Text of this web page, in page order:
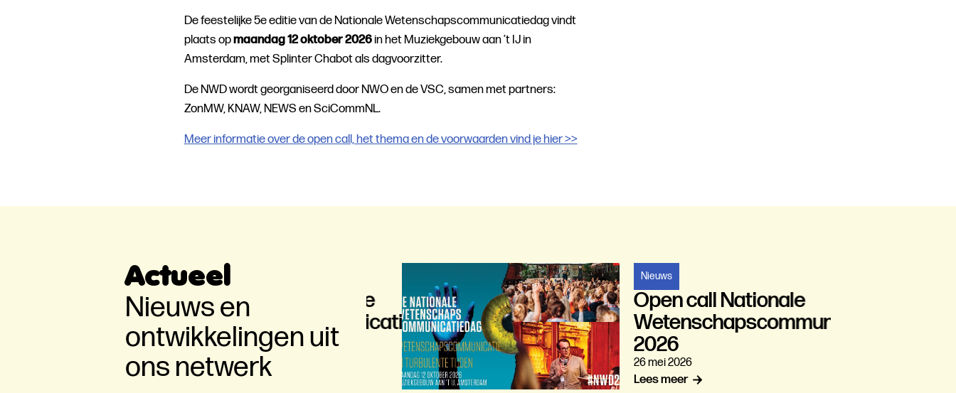
De feestelijke 5e editie van de Nationale Wetenschapscommunicatiedag vindt
plaats opmaandag 12 oktober 2026in het Muziekgebouw aan ’t IJ in
Amsterdam, met Splinter Chabot als dagvoorzitter.
De NWD wordt georganiseerd door NWO en de VSC, samen met partners:
ZonMW, KNAW, NEWS en SciCommNL.
Meer informatie over de open call, het thema en de voorwaarden vind je hier >>
Actueel
Nieuws en
ontwikkelingen uit
ons netwerk
Nieuws
Kaartverkoop Nationale
Wetenschapscommunicatiedag
2026 gestart
3 juni 2026
Nieuws
Open call Nationale
Wetenschapscommunicatiedag
2026
26 mei 2026
Lees meer